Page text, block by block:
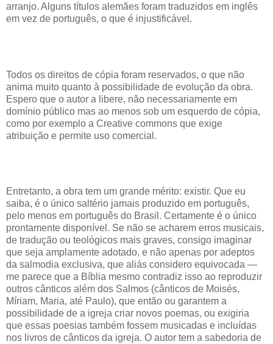
arranjo. Alguns títulos alemães foram traduzidos em inglês
em vez de português, o que é injustificável.
Todos os direitos de cópia foram reservados, o que não
anima muito quanto à possibilidade de evolução da obra.
Espero que o autor a libere, não necessariamente em
domínio público mas ao menos sob um esquerdo de cópia,
como por exemplo a Creative commons que exige
atribuição e permite uso comercial.
Entretanto, a obra tem um grande mérito: existir. Que eu
saiba, é o único saltério jamais produzido em português,
pelo menos em português do Brasil. Certamente é o único
prontamente disponível. Se não se acharem erros musicais,
de tradução ou teológicos mais graves, consigo imaginar
que seja amplamente adotado, e não apenas por adeptos
da salmodia exclusiva, que aliás considero equivocada —
me parece que a Bíblia mesmo contradiz isso ao reproduzir
outros cânticos além dos Salmos (cânticos de Moisés,
Míriam, Maria, até Paulo), que então ou garantem a
possibilidade de a igreja criar novos poemas, ou exigiria
que essas poesias também fossem musicadas e incluídas
nos livros de cânticos da igreja. O autor tem a sabedoria de